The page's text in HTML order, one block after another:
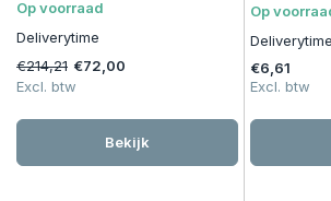
Op voorraad
Deliverytime
€214,21 €72,00
Excl. btw
Bekijk
Op
Deliverytime
€6,61
Excl. btw